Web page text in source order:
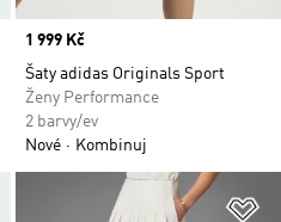
Price
1 999 Kč
Šaty adidas Originals Sport
Ženy Performance
2 barvy/ev
Nové
Kombinuj
Přidat do seznamu přání